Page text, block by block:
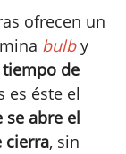
ofrecen un
bulby
de
es éste el
abre el
cierra, sin